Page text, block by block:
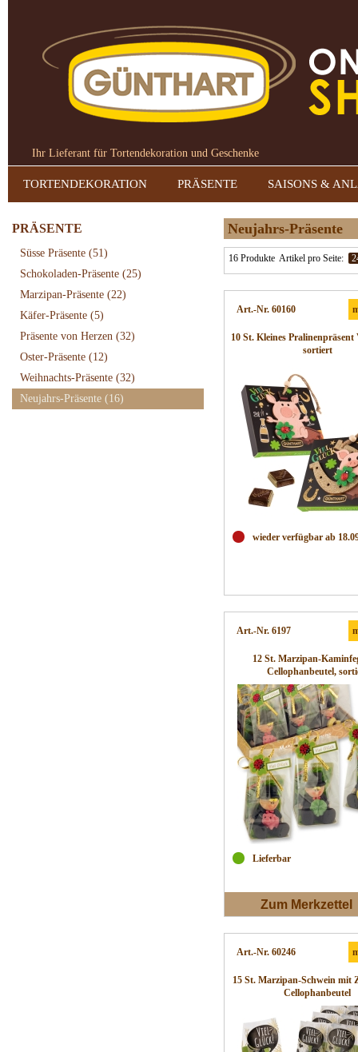
Ihr Lieferant für Tortendekoration und Geschenke
TORTENDEKORATION PRÄSENTE SAISONS &
PRÄSENTE
Süsse Präsente (51)
Schokoladen-Präsente (25)
Marzipan-Präsente (22)
Käfer-Präsente (5)
Präsente von Herzen (32)
Oster-Präsente (12)
Weihnachts-Präsente (32)
Neujahrs-Präsente (16)
Neujahrs-Präsente
16 Produkte Artikel pro Seite:
Art.-Nr. 60160
10 St. Kleines Pralinenpräsent
sortiert
wieder verfügbar ab
Art.-Nr. 6197
12 St. Marzipan-
Cellophanbeutel,
Lieferbar
Zum Merkzettel
Art.-Nr. 60246
15 St. Marzipan-Schwein mit
Cellophanbeutel